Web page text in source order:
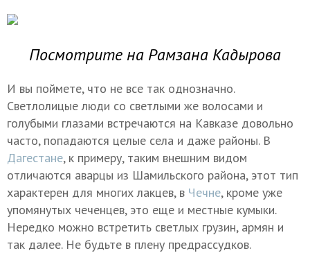
Посмотрите на Рамзана Кадырова
И вы поймете, что не все так однозначно.
Светлолицые люди со светлыми же волосами и
голубыми глазами встречаются на Кавказе довольно
часто, попадаются целые села и даже районы. В
Дагестане, к примеру, таким внешним видом
отличаются аварцы из Шамильского района, этот тип
характерен для многих лакцев, в Чечне, кроме уже
упомянутых чеченцев, это еще и местные кумыки.
Нередко можно встретить светлых грузин, армян и
так далее. Не будьте в плену предрассудков.